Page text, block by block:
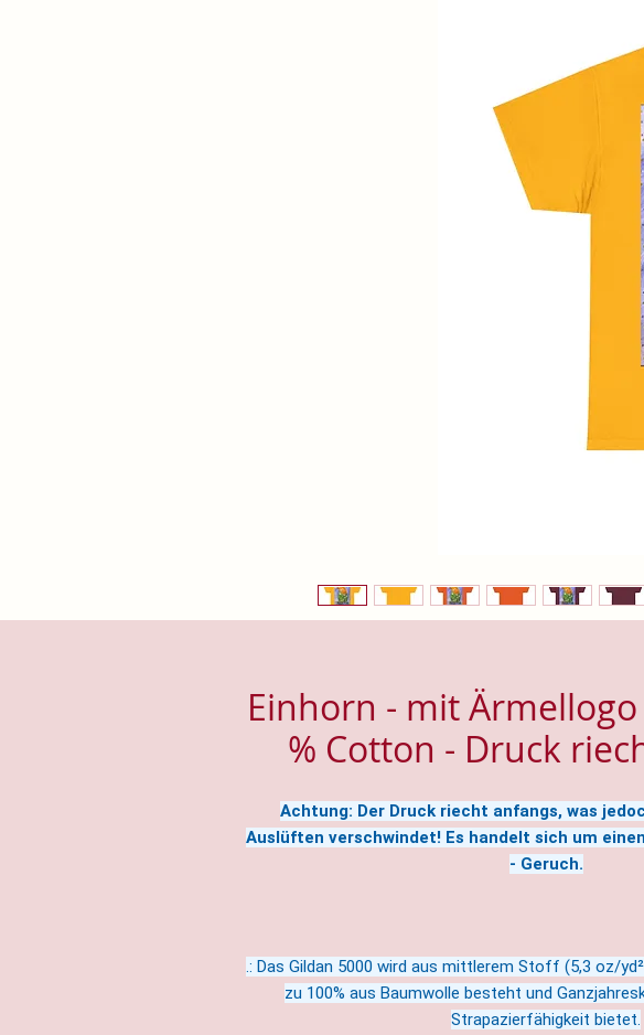
Einhorn - mit Ärmellogo
% Cotton - Druck
Achtung: Der Druck riecht anfangs, was
Auslüften verschwindet! Es handelt sich um
- Geruch.
.: Das Gildan 5000 wird aus mittlerem Stoff (5,3 oz/
zu 100% aus Baumwolle besteht und
Strapazierfähigkeit bietet.